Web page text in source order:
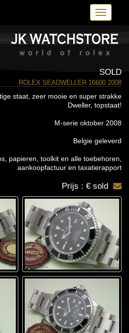
Toggle
SOLD
ROLEX SEADWELLER 16600 2008
staat, zeer mooie en super strakke
Dweller, topstaat!
M-serie oktober 2008
Belgie geleverd
papieren, toolkit en alle toebehoren,
aankoopfactuur en taxatierapport
Prijs : € sold